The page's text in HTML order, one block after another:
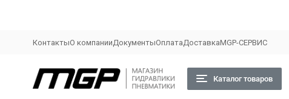
КонтактыО компании ДокументыОплата ДоставкаMGP-СЕРВИС
Каталог товаров